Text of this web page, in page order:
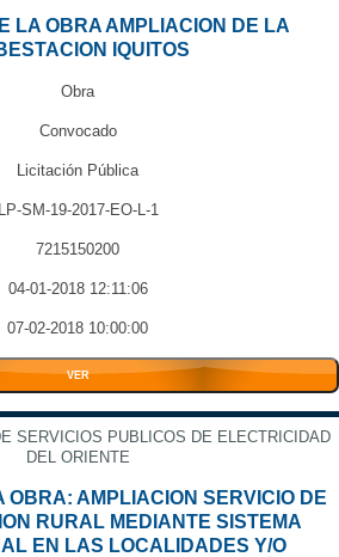
LA OBRA AMPLIACION DE LA
IQUITOS
Obra
Convocado
Licitación Pública
LP-SM-19-2017-EO-L-1
7215150200
04-01-2018 12:11:06
07-02-2018 10:00:00
VER
SERVICIOS PUBLICOS DE ELECTRICIDAD
DEL ORIENTE
OBRA: AMPLIACION SERVICIO DE
RURAL MEDIANTE SISTEMA
EN LAS LOCALIDADES Y/O